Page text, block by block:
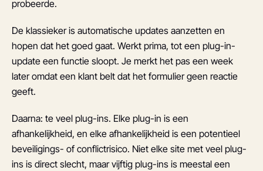
probeerde.
De klassieker is automatische updates aanzetten en
hopen dat het goed gaat. Werkt prima, tot een plug-in-
update een functie sloopt. Je merkt het pas een week
later omdat een klant belt dat het formulier geen reactie
geeft.
Daarna: te veel plug-ins. Elke plug-in is een
afhankelijkheid, en elke afhankelijkheid is een potentieel
beveiligings- of conflictrisico. Niet elke site met veel plug-
ins is direct slecht, maar vijftig plug-ins is meestal een